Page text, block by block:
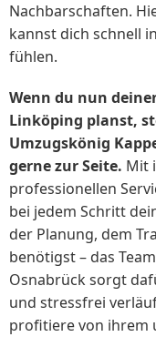
Nachbarschaften.
kannst dich schnell
fühlen.
Wenn du nun
Linköping planst,
Umzugskönig
gerne zur Seite. Mit
professionellen
bei jedem Schritt
der Planung, dem
benötigst – das
Osnabrück sorgt
und stressfrei
profitiere von ihrem